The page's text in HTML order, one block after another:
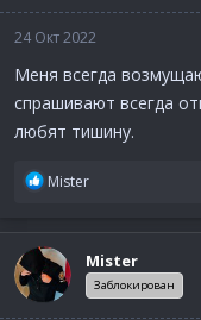
24 Окт 2022
Меня всегда
спрашивают всегда
любят тишину.
Р
к
ц
и
и
Mister
Mister
Заблокирован